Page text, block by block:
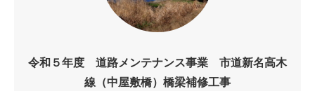
令和５年度 道路メンテナンス事業 市道新名高木
線（中屋敷橋）橋梁補修工事